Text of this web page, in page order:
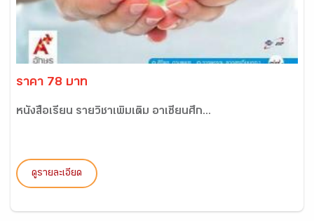
ราคา 78 บาท
หนังสือเรียน รายวิชาเพิ่มเติม อาเซียนศึก...
ดูรายละเอียด